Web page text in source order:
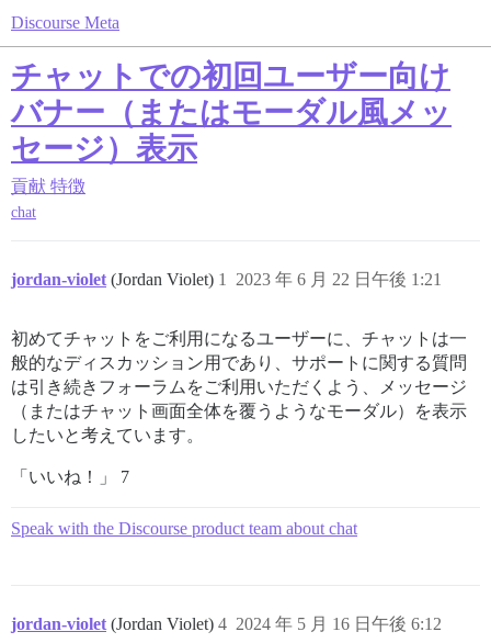
Discourse Meta
チャットでの初回ユーザー向け
バナー（またはモーダル風メッ
セージ）表示
貢献 特徴
chat
jordan-violet (Jordan Violet) 2023 年 6 月 22 日午後 1:21
1
初めてチャットをご利用になるユーザーに、チャットは一
般的なディスカッション用であり、サポートに関する質問
は引き続きフォーラムをご利用いただくよう、メッセージ
（またはチャット画面全体を覆うようなモーダル）を表示
したいと考えています。
「いいね！」 7
Speak with the Discourse product team about chat
jordan-violet (Jordan Violet) 2024 年 5 月 16 日午後 6:12
4